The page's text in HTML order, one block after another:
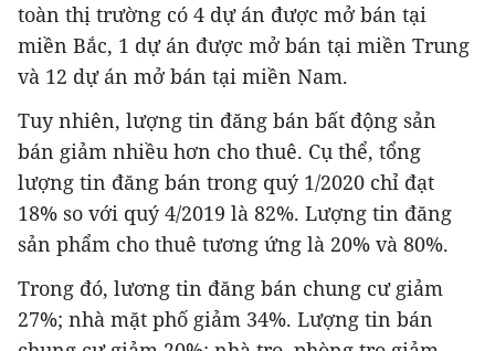
toàn thị trường có 4 dự án được mở bán tại
miền Bắc, 1 dự án được mở bán tại miền Trung
và 12 dự án mở bán tại miền Nam.
Tuy nhiên, lượng tin đăng bán bất động sản
bán giảm nhiều hơn cho thuê. Cụ thể, tổng
lượng tin đăng bán trong quý 1/2020 chỉ đạt
18% so với quý 4/2019 là 82%. Lượng tin đăng
sản phẩm cho thuê tương ứng là 20% và 80%.
Trong đó, lương tin đăng bán chung cư giảm
27%; nhà mặt phố giảm 34%. Lượng tin bán